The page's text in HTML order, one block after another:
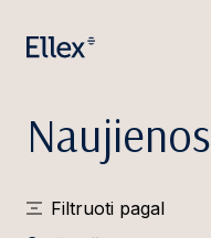
Naujienos
Filtruoti pagal